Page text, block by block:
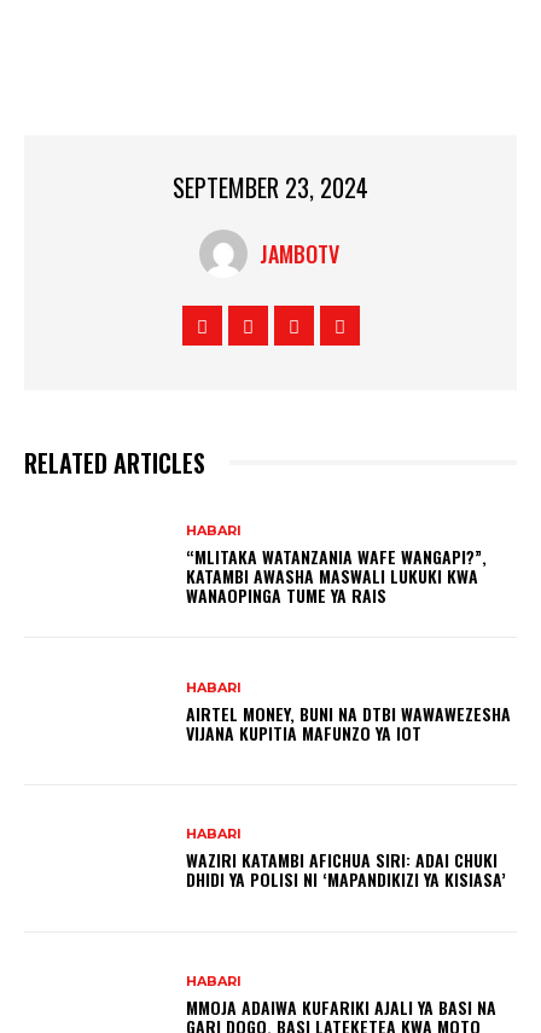
SEPTEMBER 23, 2024
JAMBOTV
RELATED ARTICLES
HABARI
“MLITAKA WATANZANIA WAFE WANGAPI?”,
KATAMBI AWASHA MASWALI LUKUKI KWA
WANAOPINGA TUME YA RAIS
HABARI
AIRTEL MONEY, BUNI NA DTBI WAWAWEZESHA
VIJANA KUPITIA MAFUNZO YA IOT
HABARI
WAZIRI KATAMBI AFICHUA SIRI: ADAI CHUKI
DHIDI YA POLISI NI ‘MAPANDIKIZI YA KISIASA’
HABARI
MMOJA ADAIWA KUFARIKI AJALI YA BASI NA
GARI DOGO, BASI LATEKETEA KWA MOTO